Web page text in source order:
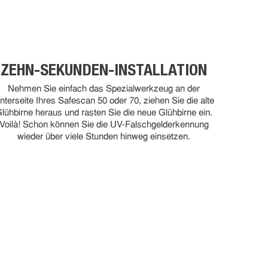
ZEHN-SEKUNDEN-INSTALLATION
Nehmen Sie einfach das Spezialwerkzeug an der
Ihres Safescan 50 oder 70, ziehen Sie die alte
heraus und rasten Sie die neue Glühbirne ein.
Schon können Sie die UV-Falschgelderkennung
wieder über viele Stunden hinweg einsetzen.